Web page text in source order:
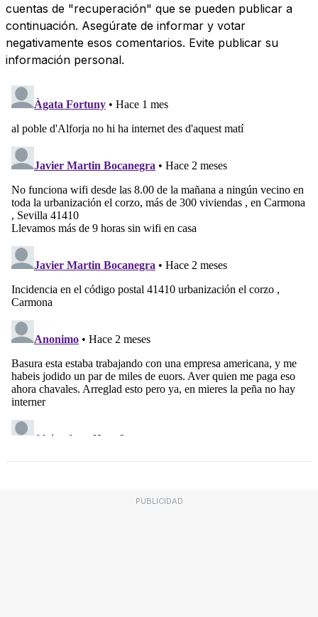
cuentas de "recuperación" que se pueden publicar a
continuación. Asegúrate de informar y votar
negativamente esos comentarios. Evite publicar su
información personal.
PUBLICIDAD